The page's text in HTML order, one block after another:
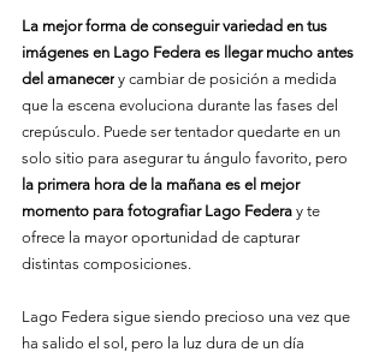
La mejor forma de conseguir variedad en tus
imágenes en Lago Federa es llegar mucho antes
del amanecer y cambiar de posición a medida
que la escena evoluciona durante las fases del
crepúsculo. Puede ser tentador quedarte en un
solo sitio para asegurar tu ángulo favorito, pero
la primera hora de la mañana es el mejor
momento para fotografiar Lago Federa y te
ofrece la mayor oportunidad de capturar
distintas composiciones.
Lago Federa sigue siendo precioso una vez que
ha salido el sol, pero la luz dura de un día